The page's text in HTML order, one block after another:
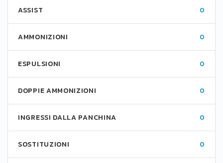
ASSIST 0
AMMONIZIONI 0
ESPULSIONI 0
DOPPIE AMMONIZIONI 0
INGRESSI DALLA PANCHINA 0
SOSTITUZIONI 0